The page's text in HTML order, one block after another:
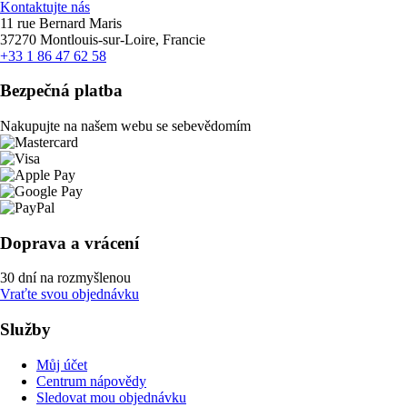
Kontaktujte nás
11 rue Bernard Maris
37270 Montlouis-sur-Loire, Francie
+33 1 86 47 62 58
Bezpečná platba
Nakupujte na našem webu se sebevědomím
Doprava a vrácení
30 dní na rozmyšlenou
Vraťte svou objednávku
Služby
Můj účet
Centrum nápovědy
Sledovat mou objednávku